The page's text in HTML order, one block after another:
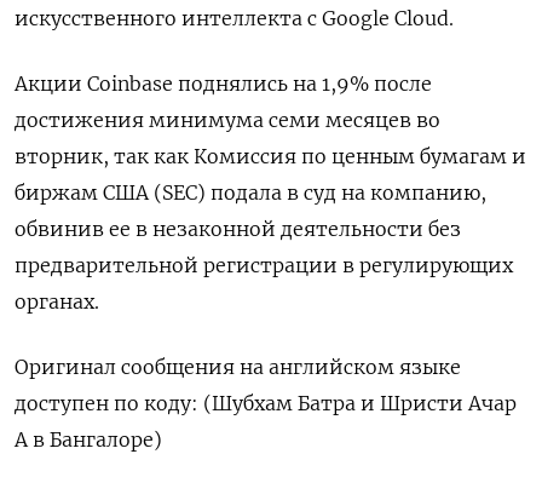
искусственного интеллекта с Google Cloud.
Акции Coinbase поднялись на 1,9% после
достижения минимума семи месяцев во
вторник, так как Комиссия по ценным бумагам и
биржам США (SEC) подала в суд на компанию,
обвинив ее в незаконной деятельности без
предварительной регистрации в регулирующих
органах.
Оригинал сообщения на английском языке
доступен по коду: (Шубхам Батра и Шристи Ачар
А в Бангалоре)